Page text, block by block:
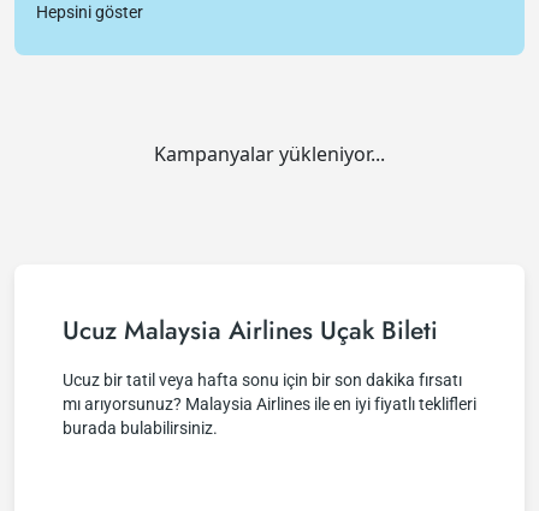
Hepsini göster
Kampanyalar yükleniyor...
Ucuz Malaysia Airlines Uçak Bileti
Ucuz bir tatil veya hafta sonu için bir son dakika fırsatı
mı arıyorsunuz? Malaysia Airlines ile en iyi fiyatlı teklifleri
burada bulabilirsiniz.